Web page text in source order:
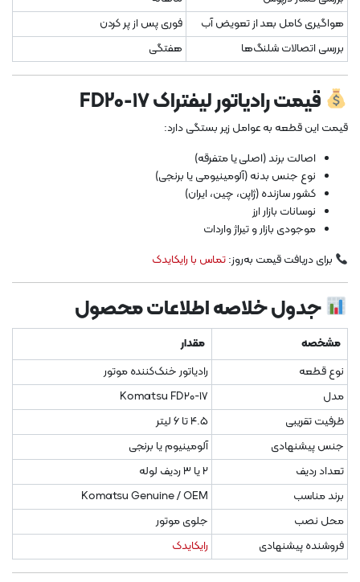
هواگیری کامل بعد از تعویض آب
فوری پس از پر کردن
بررسی اتصالات شلنگ‌ها
هفتگی
قیمت رادیاتور لیفتراک FD20-17
قیمت این قطعه به عوامل زیر بستگی دارد:
اصالت برند (اصلی یا متفرقه)
نوع جنس بدنه (آلومینیومی یا برنجی)
کشور سازنده (ژاپن، چین، ایران)
نوسانات بازار ارز
موجودی بازار و تیراژ واردات
برای دریافت قیمت به‌روز:تماس با رایکایدک
جدول خلاصه اطلاعات محصول
مشخصه
مقدار
نوع قطعه
رادیاتور خنک‌کننده موتور
مدل
Komatsu FD20-17
ظرفیت تقریبی
۴.۵ تا ۶ لیتر
جنس پیشنهادی
آلومینیوم یا برنجی
تعداد ردیف
۲ یا ۳ ردیف لوله
برند مناسب
Komatsu Genuine / OEM
محل نصب
جلوی موتور
فروشنده پیشنهادی
رایکایدک